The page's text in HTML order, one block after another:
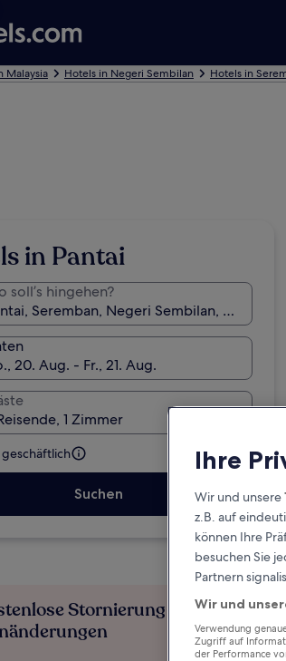
Malaysia Hotels in Negeri Sembilan Hotels in
in Pantai
soll’s hingehen?
20. Aug. - Fr., 21. Aug.
1 Zimmer
geschäftlich
Suchen
Stornierung bei
Ihre
Wir und unsere
z.B. auf
können Ihre
besuchen Sie
Partnern
Wir und
Verwendung
Zugriff auf
der Performance